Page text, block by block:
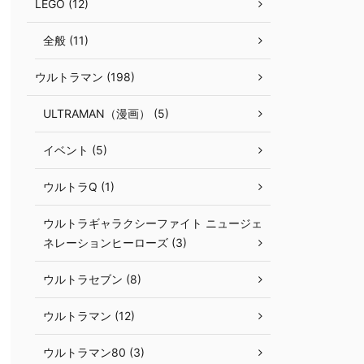
LEGO (12)
全般 (11)
ウルトラマン (198)
ULTRAMAN（漫画） (5)
イベント (5)
ウルトラQ (1)
ウルトラギャラクシーファイト ニュージェ
ネレーションヒーローズ (3)
ウルトラセブン (8)
ウルトラマン (12)
ウルトラマン80 (3)